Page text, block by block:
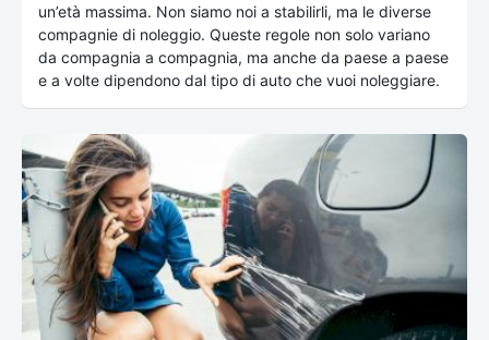
un’età massima. Non siamo noi a stabilirli, ma le diverse
compagnie di noleggio. Queste regole non solo variano
da compagnia a compagnia, ma anche da paese a paese
e a volte dipendono dal tipo di auto che vuoi noleggiare.